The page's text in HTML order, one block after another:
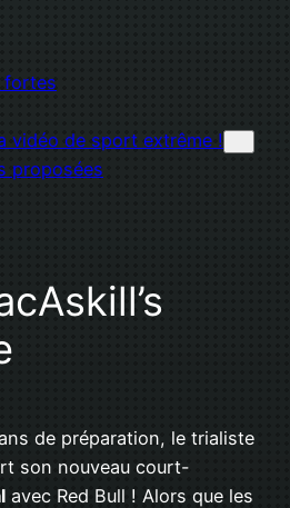
fortes
vidéo de sport extrême !
proposées
de préparation, le trialiste
son nouveau court-
avec Red Bull ! Alors que les